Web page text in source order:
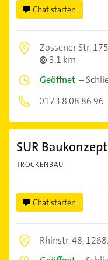
Chat starten
Zossener Str.
3,1 km
Geöffnet –
0173 8 08 86 96
SUR
TROCKENBAU
Chat starten
Rhinstr. 48,